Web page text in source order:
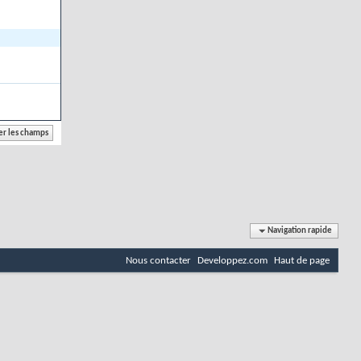
Navigation rapide
Nous contacter Developpez.com Haut de page